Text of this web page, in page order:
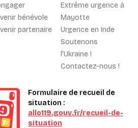
bénévole
partenaire
Extrême urgence à
Mayotte
Urgence en Inde
Soutenons
l'Ukraine !
Contactez-nous !
Formulaire de recueil de
situation :
allo119.gouv.fr/recueil-de-
situation